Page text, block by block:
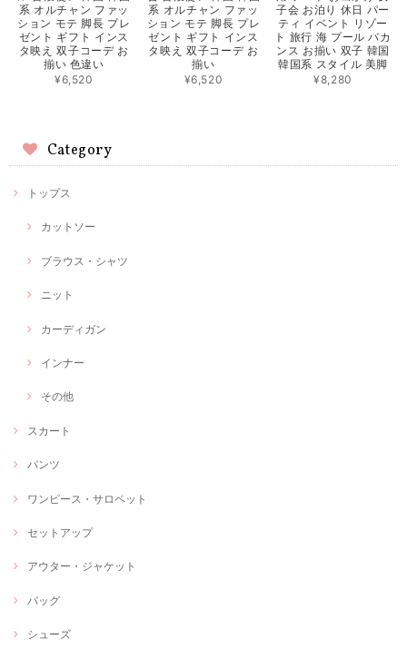
系 オルチャン ファッ
ション モテ 脚長 プレ
ゼント ギフト インス
タ映え 双子コーデ お
揃い 色違い
¥6,520
系 オルチャン ファッ
ション モテ 脚長 プレ
ゼント ギフト インス
タ映え 双子コーデ お
揃い
¥6,520
子会 お泊り 休日 パー
ティ イベント リゾー
ト 旅行 海 プール バカ
ンス お揃い 双子 韓国
韓国系 スタイル 美脚
¥8,280
Category
トップス
カットソー
ブラウス・シャツ
ニット
カーディガン
インナー
その他
スカート
パンツ
ワンピース・サロペット
セットアップ
アウター・ジャケット
バッグ
シューズ